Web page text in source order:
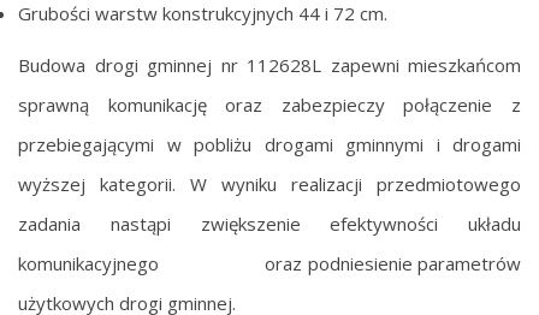
Grubości warstw konstrukcyjnych 44 i 72 cm.
Budowa drogi gminnej nr 112628L zapewni mieszkańcom
sprawną komunikację oraz zabezpieczy połączenie z
przebiegającymi w pobliżu drogami gminnymi i drogami
wyższej kategorii. W wyniku realizacji przedmiotowego
zadania nastąpi zwiększenie efektywności układu
komunikacyjnego oraz podniesienie parametrów
użytkowych drogi gminnej.